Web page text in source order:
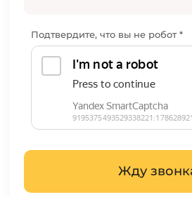
Подтвердите, что вы не робот *
Жду